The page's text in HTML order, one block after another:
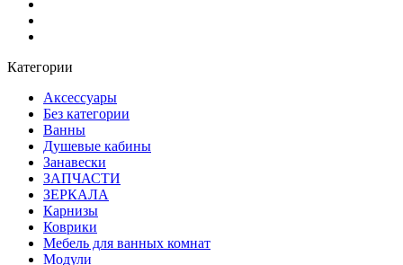
Категории
Аксессуары
Без категории
Ванны
Душевые кабины
Занавески
ЗАПЧАСТИ
ЗЕРКАЛА
Карнизы
Коврики
Мебель для ванных комнат
Модули